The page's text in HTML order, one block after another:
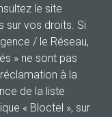
le site
sur vos droits. Si
/ le Réseau,
» ne sont pas
à la
de la liste
« Bloctel », sur